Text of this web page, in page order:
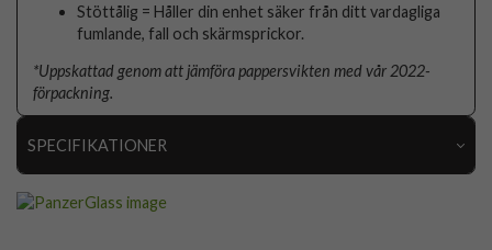
Stöttålig = Håller din enhet säker från ditt vardagliga
fumlande, fall och skärmsprickor.
*Uppskattad genom att jämföra pappersvikten med vår 2022-
förpackning.
SPECIFIKATIONER